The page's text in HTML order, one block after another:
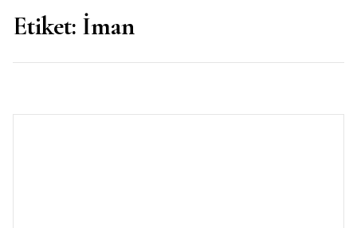
Etiket: İman